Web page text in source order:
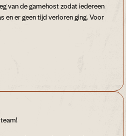
van de gamehost zodat iedereen
en er geen tijd verloren ging. Voor